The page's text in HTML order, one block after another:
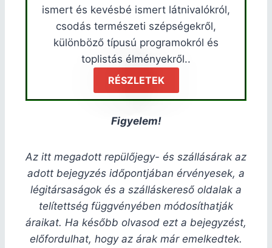
ismert és kevésbé ismert látnivalókról,
csodás természeti szépségekről,
különböző típusú programokról és
toplistás élményekről..
RÉSZLETEK
Figyelem!
Az itt megadott repülőjegy- és szállásárak az
adott bejegyzés időpontjában érvényesek, a
légitársaságok és a szálláskereső oldalak a
telítettség függvényében módosíthatják
áraikat. Ha később olvasod ezt a bejegyzést,
előfordulhat, hogy az árak már emelkedtek.